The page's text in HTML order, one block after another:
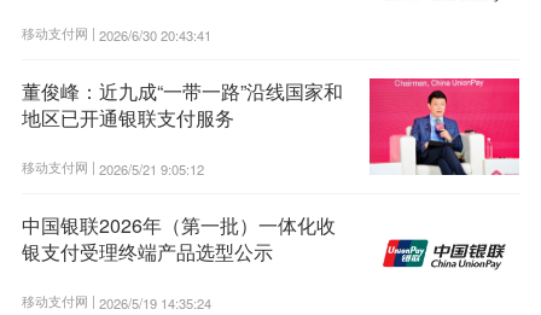
移动支付网 | 2026/6/30 20:43:41
董俊峰：近九成“一带一路”沿线国家和
地区已开通银联支付服务
移动支付网 | 2026/5/21 9:05:12
中国银联2026年（第一批）一体化收
银支付受理终端产品选型公示
移动支付网 | 2026/5/19 14:35:24